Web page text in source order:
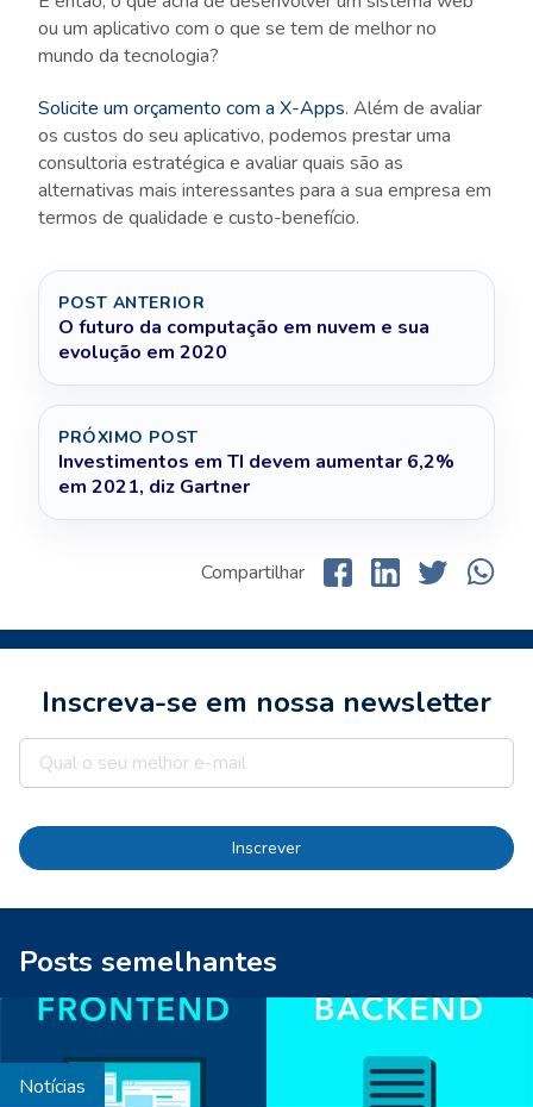
ou um aplicativo com o que se tem de melhor no
mundo da tecnologia?
Solicite um orçamento com a X-Apps. Além de avaliar
os custos do seu aplicativo, podemos prestar uma
consultoria estratégica e avaliar quais são as
alternativas mais interessantes para a sua empresa em
termos de qualidade e custo-benefício.
POST ANTERIOR
O futuro da computação em nuvem e sua
evolução em 2020
PRÓXIMO POST
Investimentos em TI devem aumentar 6,2%
em 2021, diz Gartner
Compartilhar
Inscreva-se em nossa newsletter
Inscrever
Posts semelhantes
Notícias